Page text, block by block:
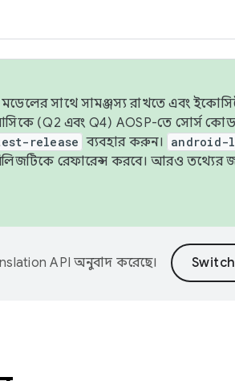
সাথে সামঞ্জস্য রাখতে এবং
(Q2 এবং Q4) AOSP-তে সোর্স
release ব্যবহার করুন। android-
রিলিজটিকে রেফারেন্স করবে। আরও তথ্যের
API অনুবাদ করেছে।